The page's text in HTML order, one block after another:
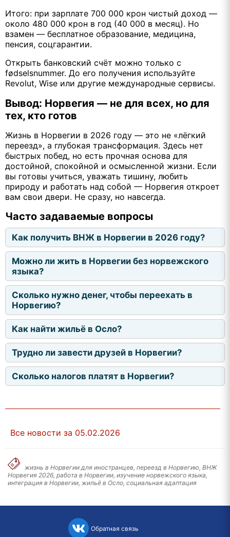
Итого: при зарплате 700 000 крон чистый доход —
около 480 000 крон в год (40 000 в месяц). Но
взамен — бесплатное образование, медицина,
пенсия, соцгарантии.
Открыть банковский счёт можно только с
fødselsnummer. До его получения используйте
Revolut, Wise или другие международные сервисы.
Вывод: Норвегия — не для всех, но для
тех, кто готов
Жизнь в Норвегии в 2026 году — это не «лёгкий
переезд», а глубокая трансформация. Здесь нет
быстрых побед, но есть прочная основа для
достойной, спокойной и осмысленной жизни. Если
вы готовы учиться, уважать тишину, любить
природу и работать над собой — Норвегия откроет
вам свои двери. Не сразу, но навсегда.
Часто задаваемые вопросы
Как получить ВНЖ в Норвегии в 2026 году?
Можно ли жить в Норвегии без норвежского
языка?
Сколько нужно денег, чтобы переехать в
Норвегию?
Как найти жильё в Осло?
Трудно ли завести друзей в Норвегии?
Сколько налогов платят в Норвегии?
Все новости за 05.02.2026
жизнь в Норвегии для иностранцев, переезд в Норвегию, ВНЖ
Норвегия 2026, работа в Норвегии, изучение норвежского языка,
интеграция в Норвегии, жильё в Осло, социальная адаптация
Обратная связь